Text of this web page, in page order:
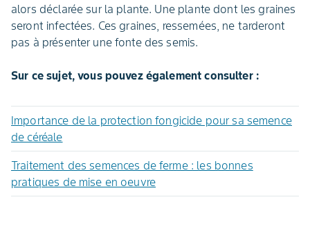
alors déclarée sur la plante. Une plante dont les graines
seront infectées. Ces graines, ressemées, ne tarderont
pas à présenter une fonte des semis.
Sur ce sujet, vous pouvez également consulter :
Importance de la protection fongicide pour sa semence
de céréale
Traitement des semences de ferme : les bonnes
pratiques de mise en oeuvre